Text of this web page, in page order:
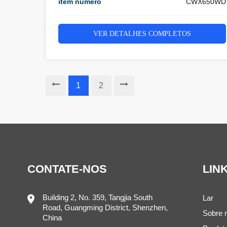
VER DETALHES COMPLETOS
1 2
CONTATE-NOS
Building 2, No. 359, Tangjia South
Road, Guangming District, Shenzhen,
China
Lar
Sobre